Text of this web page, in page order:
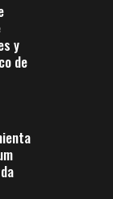
y
de